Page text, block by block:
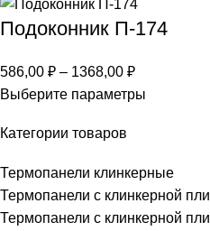
Категории товаров
Термопанели клинкерные
Термопанели c клинкерной
Термопанели с клинкерной
Подоконник П-174
586,00 ₽ – 1368,00 ₽
Выберите параметры